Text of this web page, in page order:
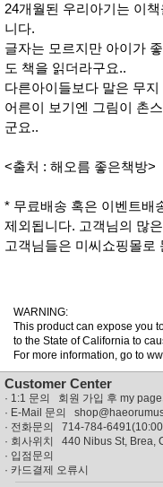
24개월된 우리아기는 이
니다.
글자는 모르지만 아이가
도 책을 읽더라구요..
다른아이들보다 말은 무
어른이 보기엔 그림이 촌
군요..
<출처 : 해오름 좋은책방>
* 무료배송 혹은 이벤트배
제외됩니다. 고객님의 많
고객님들은 미씨쇼핑몰로
WARNING:
This product can expose you
to the State of California to
For more information, go to
Customer Center
· 1:1 문의 회원 가입 후 my
· E-Mail 문의
· 전화문의 714-784-
· 회사위치 440 Nibus St, Brea,
· 입점문의
· 카드결제 오류시